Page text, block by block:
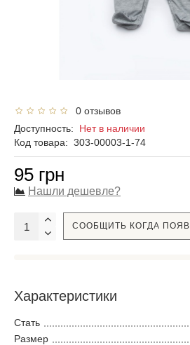
0 отзывов
Доступность: Нет в наличии
Код товара: 303-00003-1-74
95 грн
Нашли дешевле?
СООБЩИТЬ КОГДА
Характеристики
Стать
Размер